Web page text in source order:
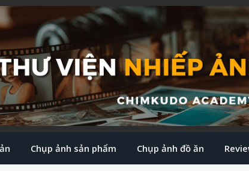
Chụp ảnh sản phẩm Chụp ảnh đồ ăn